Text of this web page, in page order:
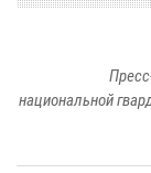
национальной